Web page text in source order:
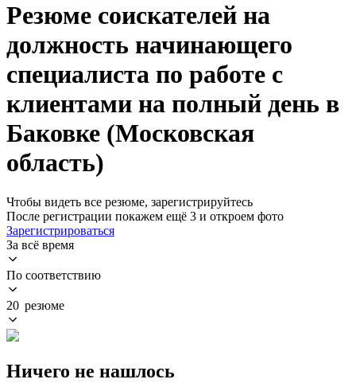
Резюме соискателей на
должность начинающего
специалиста по работе с
клиентами на полный день в
Баковке (Московская
область)
Чтобы видеть все резюме, зарегистрируйтесь
После регистрации покажем ещё 3 и откроем фото
Зарегистрироваться
За всё время
По соответствию
20 резюме
Ничего не нашлось